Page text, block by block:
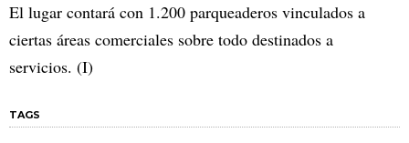
El lugar contará con 1.200 parqueaderos vinculados a
ciertas áreas comerciales sobre todo destinados a
servicios. (I)
TAGS